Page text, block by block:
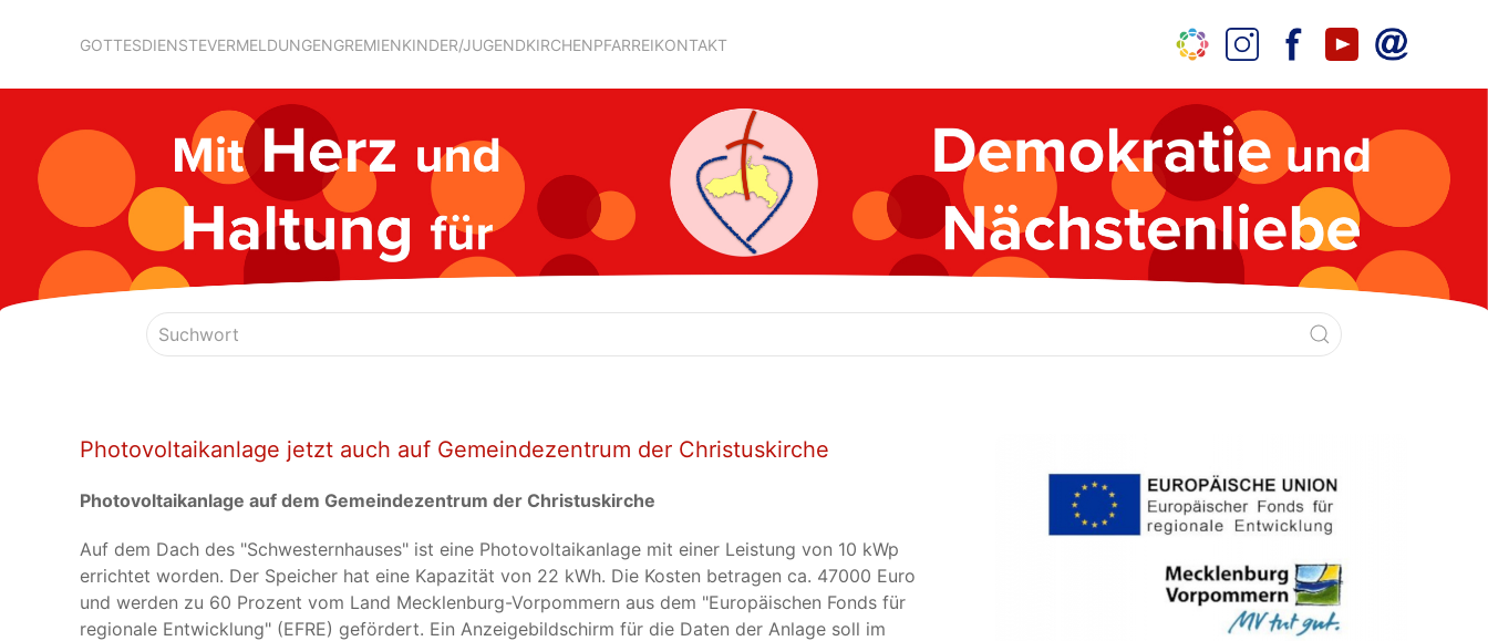
GOTTESDIENSTEVERMELDUNGENGREMIENKINDER/JUGENDKIRCHENPFARREIKONTAKT
Photovoltaikanlage jetzt auch auf Gemeindezentrum der Christuskirche
Photovoltaikanlage auf dem Gemeindezentrum der Christuskirche
Auf dem Dach des "Schwesternhauses" ist eine Photovoltaikanlage mit einer Leistung von 10 kWp
errichtet worden. Der Speicher hat eine Kapazität von 22 kWh. Die Kosten betragen ca. 47000 Euro
und werden zu 60 Prozent vom Land Mecklenburg-Vorpommern aus dem "Europäischen Fonds für
regionale Entwicklung" (EFRE) gefördert. Ein Anzeigebildschirm für die Daten der Anlage soll im